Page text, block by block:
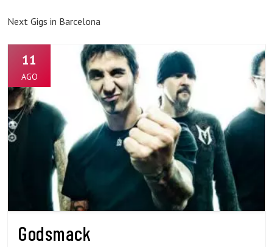
Next Gigs in Barcelona
11
AGO
Godsmack